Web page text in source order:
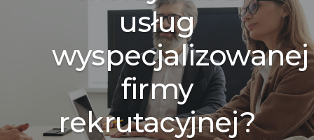
usług
wyspecjalizowanej
firmy
rekrutacyjnej?